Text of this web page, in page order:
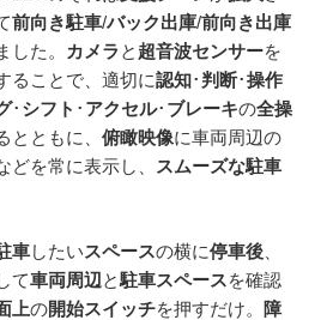
前向き駐車/バック出庫/前向き出庫
した。 カメラと 超音波センサーを
ることで、適切に認知･ 判断･操作
･ シフト ･ アクセル･ ブレーキの全操
とともに、 俯瞰映像に車両周辺の
どを常に表示し、 スムーズな駐車
車したいスペースの横に停車後
て車両周辺 と駐車スペースを確認
上の開始スイッチを押すだけ。
障